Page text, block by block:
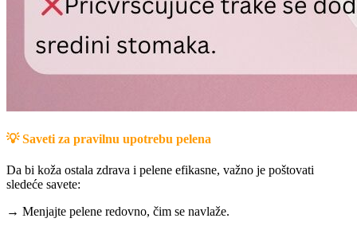
💡Saveti za pravilnu upotrebu pelena
Da bi koža ostala zdrava i pelene efikasne, važno je poštovati
sledeće savete:
→ Menjajte pelene redovno, čim se navlaže.